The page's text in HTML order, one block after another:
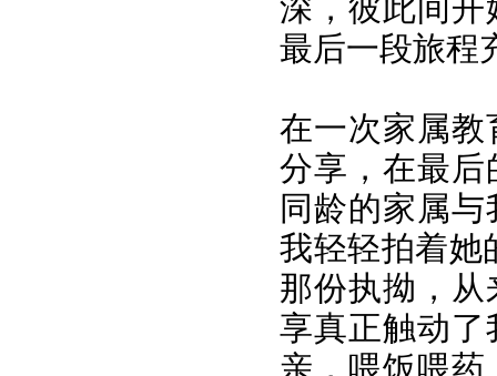
深，彼此间
最后一段旅程
在一次家属
分享，在最
同龄的家属
我轻轻拍着她
那份执拗，
享真正触动
亲，喂饭喂